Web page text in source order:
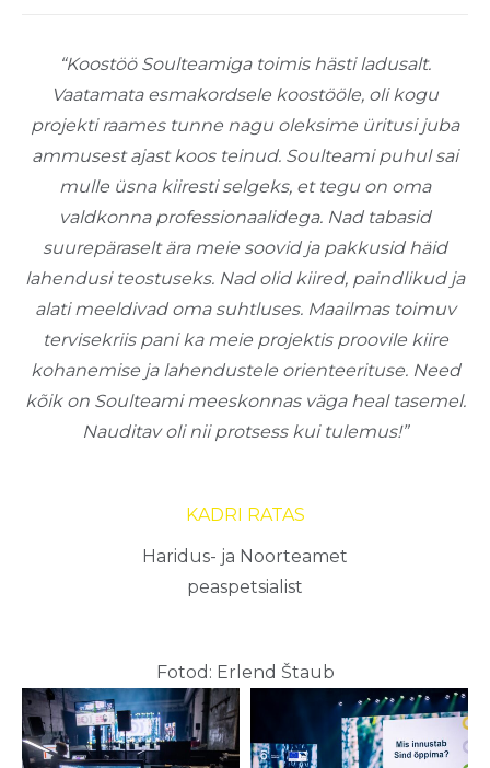
“Koostöö Soulteamiga toimis hästi ladusalt.
Vaatamata esmakordsele koostööle, oli kogu
projekti raames tunne nagu oleksime üritusi juba
ammusest ajast koos teinud. Soulteami puhul sai
mulle üsna kiiresti selgeks, et tegu on oma
valdkonna professionaalidega. Nad tabasid
suurepäraselt ära meie soovid ja pakkusid häid
lahendusi teostuseks. Nad olid kiired, paindlikud ja
alati meeldivad oma suhtluses. Maailmas toimuv
tervisekriis pani ka meie projektis proovile kiire
kohanemise ja lahendustele orienteerituse. Need
kõik on Soulteami meeskonnas väga heal tasemel.
Nauditav oli nii protsess kui tulemus!”
KADRI RATAS
Haridus- ja Noorteamet
peaspetsialist
Fotod: Erlend Štaub